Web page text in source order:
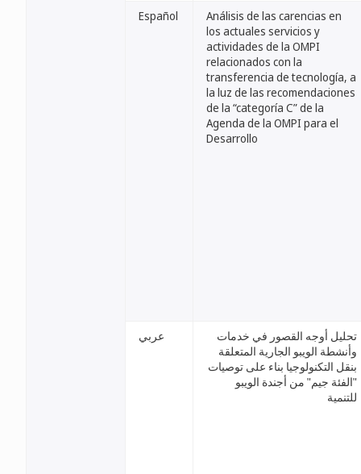
Español
Análisis de las carencias en
los actuales servicios y
actividades de la OMPI
relacionados con la
transferencia de tecnología, a
la luz de las recomendaciones
de la “categoría C” de la
Agenda de la OMPI para el
Desarrollo
عربي
تحليل أوجه القصور في خدمات
وأنشطة الويبو الجارية المتعلقة
بنقل التكنولوجيا بناء على توصيات
"الفئة جيم" من أجندة الويبو
للتنمية